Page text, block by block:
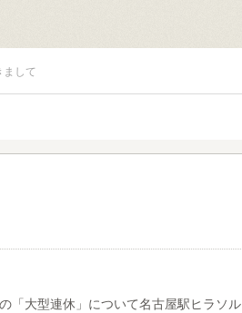
まして
「大型連休」について名古屋駅ヒラソル